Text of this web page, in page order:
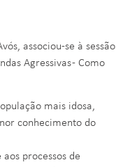
associou-se à sessão
Agressivas - Como
mais idosa,
conhecimento do
processos de